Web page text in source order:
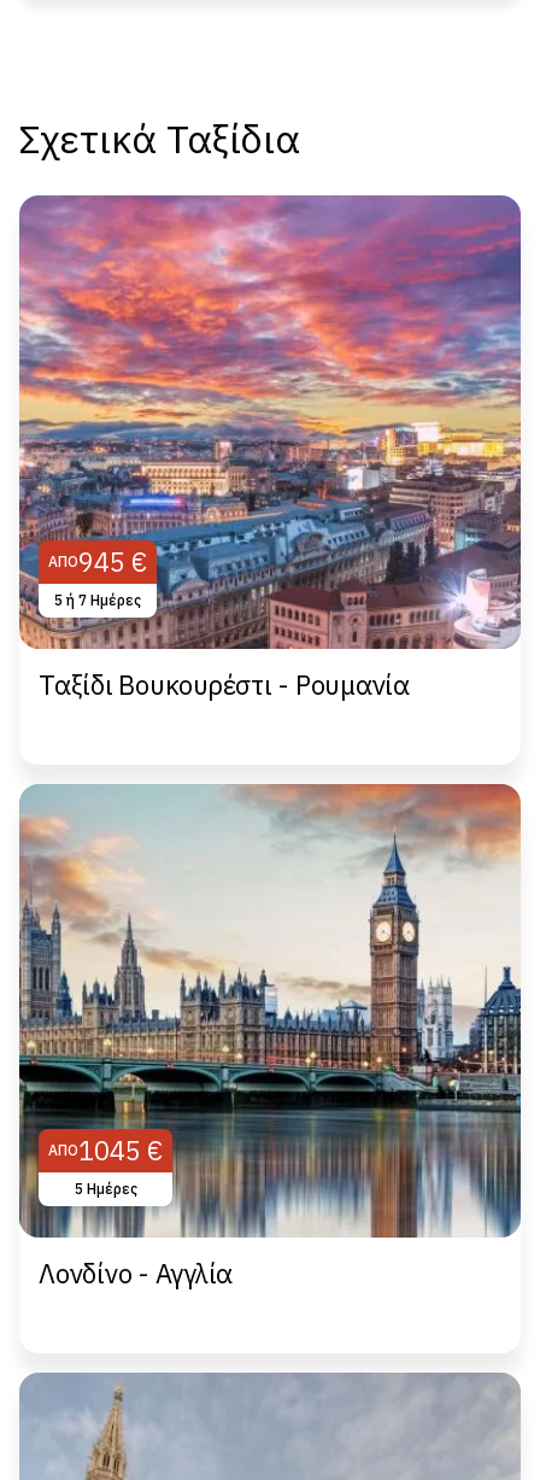
Σχετικά Ταξίδια
ΑΠΌ945 €
5 ή 7 Hμέρες
Ταξίδι Βουκουρέστι - Ρουμανία
ΑΠΌ1045 €
5 Ημέρες
Λονδίνο - Αγγλία